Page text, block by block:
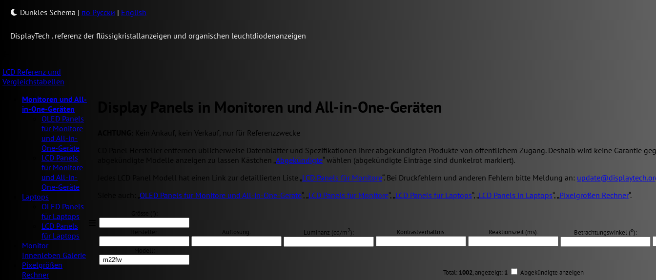
Dunkles Schema | по Русски | English
DisplayTech . referenz der flüssigkristallanzeigen und organischen leuchtdiodenanzeigen
LCD Referenz und
Vergleichstabellen
Monitoren und All-
in-One-Geräten
OLED Panels
für Monitore
und All-in-
One-Geräte
LCD Panels
für Monitore
und All-in-
One-Geräte
Laptops
OLED Panels
für Laptops
LCD Panels
für Laptops
Monitor
Innenleben Galerie
Pixelgrößen
Rechner
Display Panels in Monitoren und All-in-One-Geräten
: Kein Ankauf, kein Verkauf, nur für Referenzzwecke
CD Panel Hersteller entfernen üblicherweise Datenblätter und Spezifikationen ihrer abgekündigten Produkte von öffentlichem Zugang. Deshalb wird keine Garantie
abgekündigte Modelle anzeigen zu lassen Kästchen „Abgekündigte“ wählen (abgekündigte Einträge sind dunkelrot markiert).
Jedes LCD Panel Modell hat einen Link zur detaillierten Liste „LCD Panels für Monitore“. Bei Druckfehlern und anderen Fehlern bitte Meldung an:
OLED Panels für Monitore und All-in-One-Geräte“, „LCD Panels für Monitore“, „LCD Panels für Laptops“, „LCD Panels in Laptops“, „Pixelgrößen Rechner“.
Auflösung: Luminanz (cd/m2): Kontrastverhältnis: Reaktionszeit (ms): Betrachtungswinkel (о):
Total: 1002, angezeigt: 1 Abgekündigte anzeigen